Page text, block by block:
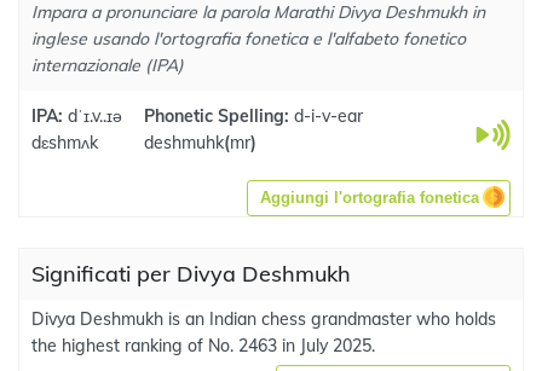
Impara a pronunciare la parola Marathi Divya Deshmukh in
inglese usando l'ortografia fonetica e l'alfabeto fonetico
internazionale (IPA)
IPA: dˈɪ.v..ɪə
dɛshmʌk
Phonetic Spelling:d-i-v-ear
deshmuhk(mr)
Aggiungi l'ortografia fonetica
Significati per Divya Deshmukh
Divya Deshmukh is an Indian chess grandmaster who holds
the highest ranking of No. 2463 in July 2025.